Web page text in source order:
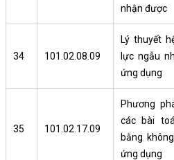
nhận được
34 101.02.08.09
Lý thuyết
lực ngẫu
ứng dụng
35 101.02.17.09
Phương
các bài
bằng
ứng dụng